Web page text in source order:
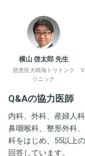
横山 啓太郎 先生
慈恵医大晴海トリトンク
リニック
Q&Aの協力医師
内科、外科、産婦人
鼻咽喉科、整形外科
科をはじめ、55以上
回答しています。